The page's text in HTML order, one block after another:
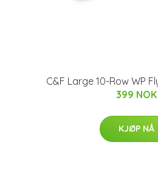
C&F Large 10-Row WP
399 NOK
KJØP NÅ